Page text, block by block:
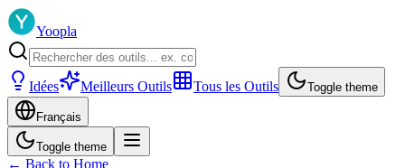
Yoopla
Idées Meilleurs Outils Tous les Outils Toggle theme
Français
Toggle theme
← Back to Home